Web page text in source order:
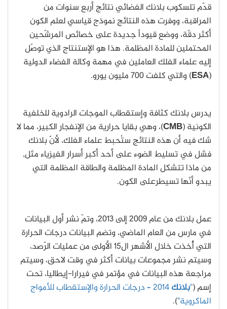
قدّم تلسكوب بلانك الفضائي نتائج أربع سنوات من
المراقبة، ووفرت هذه النتائج نموذج قياسي لعلم الكون
أكثر دقّة، ووضع قيوداً جديدة على خصائص المرشّحين
المحتملين للمادة المظلمة. هذا هو الإستنتاج الذي توصّل
إليه علماء الفلك العاملين في مهمة وكالة الفضاء الدولية
(
ESA) والتي كلفت 700 مليون يورو.
يدرس بلانك كثافة وإستقطاب الموجات الرادوية للخلفية
الكونية (CMB)، وهي بقايا حرارية من الإنفجار الكبير، مما لا
شك فيه أن هذه النتائج ستُحبط علماء الفلك، لأنّ بلانك
فشل في تسليط الضوء على أحد أكبر أسرار الفيزياء مثل,
من ماذا تتشكل المادة المظلمة والطاقة المظلمة التي
يبدو أنّها تسيطرعلى الكون.
عمل بلانك من عام 2009 إلى 2013، وتمّ نشر أول البيانات
في مارس من العام الماضي، وتضم البيانات درجات الحرارة
التي أُخذت خلال الأشهر ال15 الأولى من عمليات الرّصد،
وسيتم نشر مجموعات بيانات أكثر في وقت لاحق، وسيتم
مراجعة هذه البيانات في مؤتمر في فيرارا-إيطاليا، تحت
إسم ("بلانك
2014 – درجات الحرارة والإستقطاب للأمواج
الماكروية").